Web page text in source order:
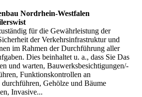
Nordrhein-Westfalen
für die Gewährleistung der
der Verkehrsinfrastruktur und
im Rahmen der Durchführung aller
Dies beinhaltet u. a., dass Sie Das
und warten, Bauwerksbesichtigungen/-
Funktionskontrollen an
durchführen, Gehölze und Bäume
Invasive...